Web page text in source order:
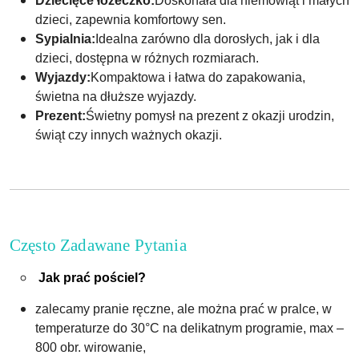
dzieci, zapewnia komfortowy sen.
Sypialnia: Idealna zarówno dla dorosłych, jak i dla
dzieci, dostępna w różnych rozmiarach.
Wyjazdy:Kompaktowa i łatwa do zapakowania,
świetna na dłuższe wyjazdy.
Prezent:Świetny pomysł na prezent z okazji urodzin,
świąt czy innych ważnych okazji.
Często Zadawane Pytania
Jak prać pościel?
zalecamy pranie ręczne, ale można prać w pralce, w
temperaturze do 30°C na delikatnym programie, max –
800 obr. wirowanie,